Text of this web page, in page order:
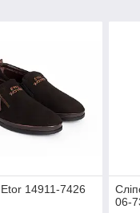
14911-7426
06-